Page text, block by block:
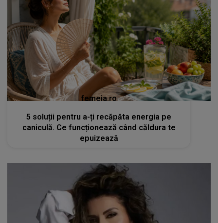
femeia.ro
5 soluții pentru a-ți recăpăta energia pe
caniculă. Ce funcționează când căldura te
epuizează